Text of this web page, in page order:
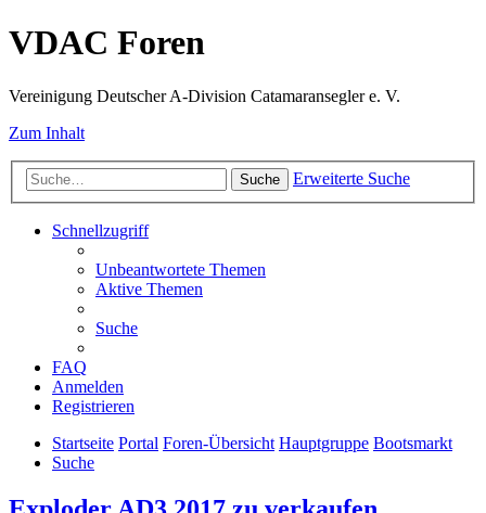
VDAC Foren
Vereinigung Deutscher A-Division Catamaransegler e. V.
Zum Inhalt
Suche Erweiterte Suche
Schnellzugriff
Unbeantwortete Themen
Aktive Themen
Suche
FAQ
Anmelden
Registrieren
Startseite Portal Foren-Übersicht Hauptgruppe Bootsmarkt
Suche